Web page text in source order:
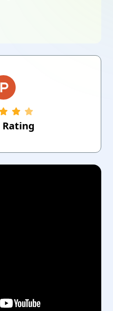
Rating